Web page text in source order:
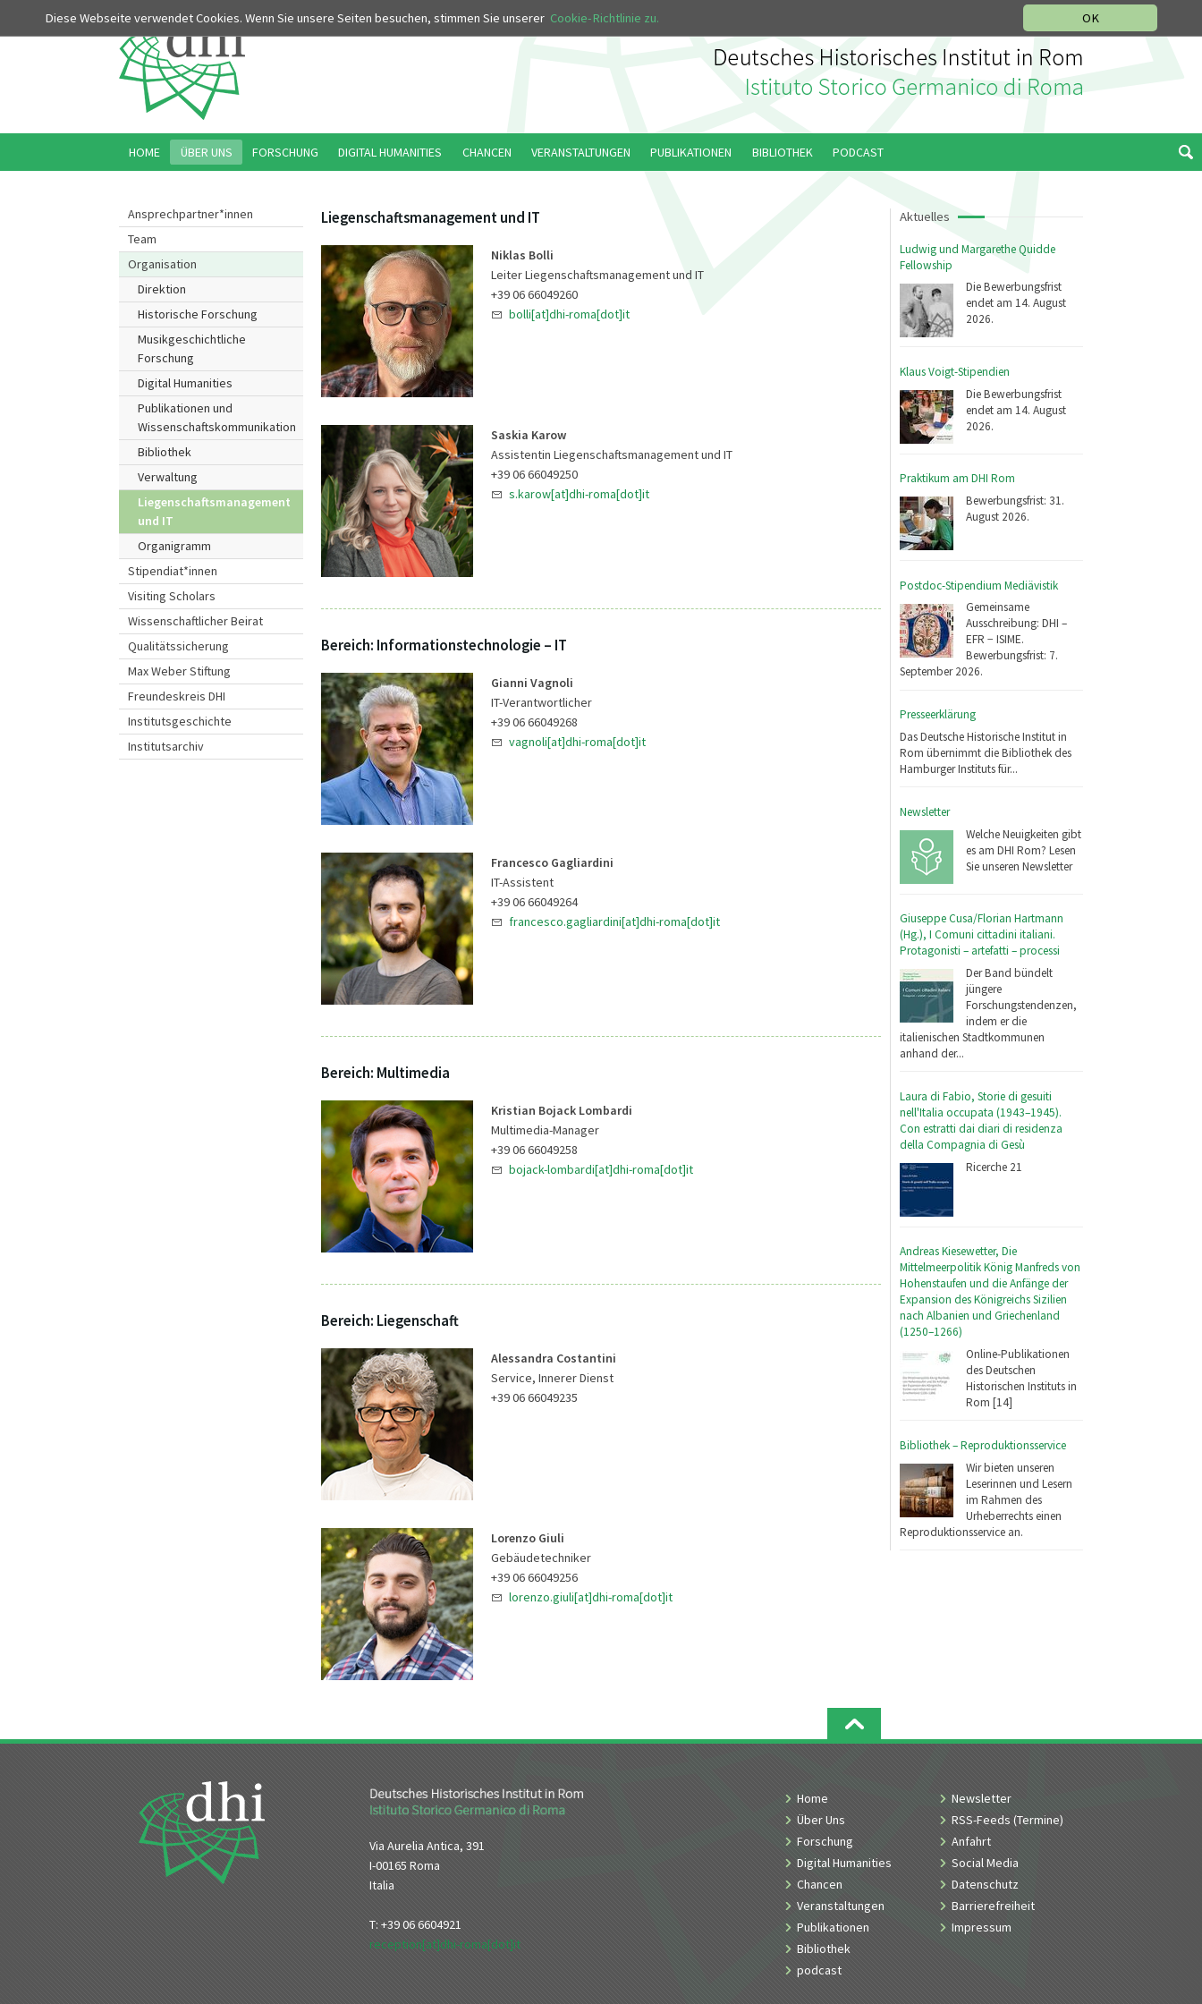
OK
Diese Webseite verwendet Cookies. Wenn Sie unsere Seiten besuchen, stimmen Sie unserer Cookie-Richtlinie zu.
Ansprechpartner*innen
Team
Organisation
Direktion
Historische Forschung
Musikgeschichtliche
Forschung
Digital Humanities
Publikationen und
Wissenschaftskommunikation
Bibliothek
Verwaltung
Liegenschaftsmanagement
und IT
Organigramm
Stipendiat*innen
Visiting Scholars
Wissenschaftlicher Beirat
Qualitätssicherung
Max Weber Stiftung
Freundeskreis DHI
Institutsgeschichte
Institutsarchiv
Aktuelles
Ludwig und Margarethe Quidde
Fellowship
Die Bewerbungsfrist
endet am 14. August
2026.
Klaus Voigt-Stipendien
Die Bewerbungsfrist
endet am 14. August
2026.
Praktikum am DHI Rom
Bewerbungsfrist: 31.
August 2026.
Postdoc-Stipendium Mediävistik
Gemeinsame
Ausschreibung: DHI –
EFR − ISIME.
Bewerbungsfrist: 7.
September 2026.
Presseerklärung
Das Deutsche Historische Institut in
Rom übernimmt die Bibliothek des
Hamburger Instituts für...
Newsletter
Welche Neuigkeiten gibt
es am DHI Rom? Lesen
Sie unseren Newsletter
Giuseppe Cusa/Florian Hartmann
(Hg.), I Comuni cittadini italiani.
Protagonisti – artefatti – processi
Der Band bündelt
jüngere
Forschungstendenzen,
indem er die
italienischen Stadtkommunen
anhand der...
Laura di Fabio, Storie di gesuiti
nell'Italia occupata (1943–1945).
Con estratti dai diari di residenza
della Compagnia di Gesù
Ricerche 21
Andreas Kiesewetter, Die
Mittelmeerpolitik König Manfreds von
Hohenstaufen und die Anfänge der
Expansion des Königreichs Sizilien
nach Albanien und Griechenland
(1250–1266)
Online-Publikationen
des Deutschen
Historischen Instituts in
Rom [14]
Bibliothek – Reproduktionsservice
Wir bieten unseren
Leserinnen und Lesern
im Rahmen des
Urheberrechts einen
Reproduktionsservice an.
Liegenschaftsmanagement und IT
Niklas Bolli
Leiter Liegenschaftsmanagement und IT
+39 06 66049260
bolli[at]dhi-roma[dot]it
Saskia Karow
Assistentin Liegenschaftsmanagement und IT
+39 06 66049250
s.karow[at]dhi-roma[dot]it
Bereich: Informationstechnologie – IT
Gianni Vagnoli
IT-Verantwortlicher
+39 06 66049268
vagnoli[at]dhi-roma[dot]it
Francesco Gagliardini
IT-Assistent
+39 06 66049264
francesco.gagliardini[at]dhi-roma[dot]it
Bereich: Multimedia
Kristian Bojack Lombardi
Multimedia-Manager
+39 06 66049258
bojack-lombardi[at]dhi-roma[dot]it
Bereich: Liegenschaft
Alessandra Costantini
Service, Innerer Dienst
+39 06 66049235
Lorenzo Giuli
Gebäudetechniker
+39 06 66049256
lorenzo.giuli[at]dhi-roma[dot]it
Via Aurelia Antica, 391
I-00165 Roma
Italia
T: +39 06 6604921
reception[at]dhi-roma[dot]it
Home
Über Uns
Forschung
Digital Humanities
Chancen
Veranstaltungen
Publikationen
Bibliothek
podcast
Newsletter
RSS-Feeds (Termine)
Anfahrt
Social Media
Datenschutz
Barrierefreiheit
Impressum
HOME ÜBER UNS FORSCHUNG DIGITAL HUMANITIES CHANCEN VERANSTALTUNGEN PUBLIKATIONEN BIBLIOTHEK PODCAST